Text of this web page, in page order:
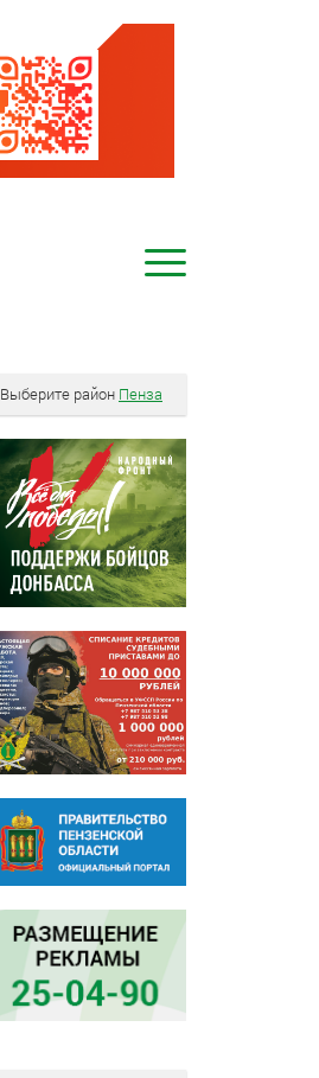
Выберите район Пенза